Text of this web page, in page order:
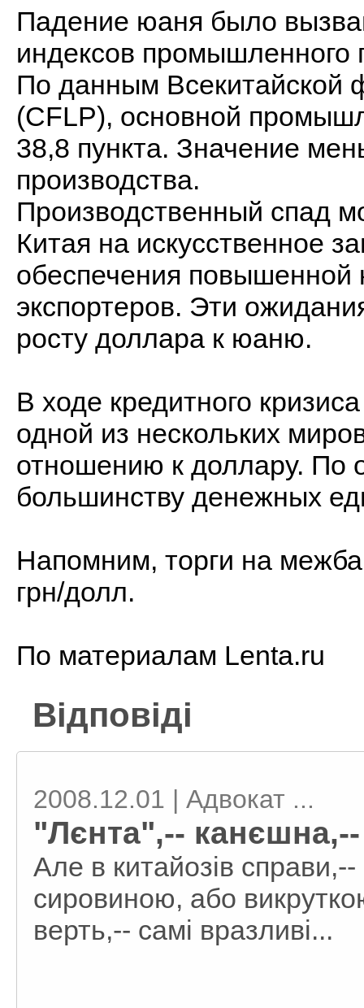
Падение юаня было
индексов промышленного
По данным Всекитайской
(CFLP), основной
38,8 пункта. Значение
производства.
Производственный спад
Китая на искусственное
обеспечения повышенной
экспортеров. Эти
росту доллара к юаню.
В ходе кредитного
одной из нескольких
отношению к доллару.
большинству денежных
Напомним, торги на
грн/долл.
По материалам Lenta.ru
Відповіді
2008.12.01 | Адвокат ...
"Лєнта",-- канєшна,--
Але в китайозів
сировиною, або
верть,-- самі вразливі...